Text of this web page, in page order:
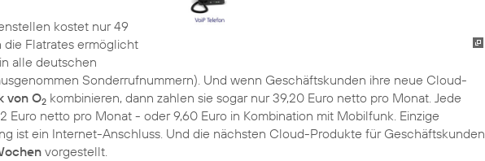
kostet nur 49
Flatrates ermöglicht
in alle deutschen
Sonderrufnummern). Und wenn Geschäftskunden ihre neue Cloud-
von O2 kombinieren, dann zahlen sie sogar nur 39,20 Euro netto pro Monat. Jede
Euro netto pro Monat - oder 9,60 Euro in Kombination mit Mobilfunk. Einzige
ist ein Internet-Anschluss. Und die nächsten Cloud-Produkte für Geschäftskunden
vorgestellt.